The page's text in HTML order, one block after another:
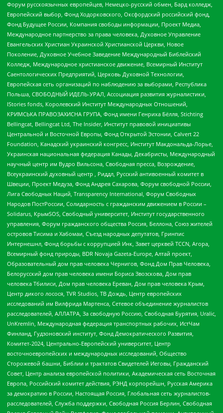
Форум русскоязычных европейцев, Немецко-русский обмен, Бард колледж,
Европейский выбор, Фонд Ходорковского, Оксфордский российский фонд,
Фонд Будущее России, Компания свободы информации, Проект Медиа,
Международное партнерство за права человека, Духовное Управление
Евангельских Христиан Украинской Христианской Церкви, Новое
Поколение, Духовное Учебное Заведение Международный Библейский
Колледж, Международное христианское движение, Всемирный Институт
Саентологических Предприятий, Церковь Духовной Технологии,
Европейская сеть организаций по наблюдению за выборами, Республика
Польша, СВОБОДНЫЙ ИДЕЛЬ-УРАЛ, Ассоциация развития журналистики,
IStories fonds, Королевский Институт Международных Отношений,
КРИМСЬКА ПРАВОЗАХИСНА ГРУПА, Фонд имени Генриха Бёлля, Stichting
Bellingcat, Bellingcat Ltd, The Insider, Институт правовой инициативы
Центральной и Восточной Европы, Фонд Открытой Эстонии, Calvert 22
Foundation, Канадский украинский конгресс, Институт Макдональда-Лорье,
Украинская национальная федерация Канады, Декабристы, Международный
научный центр им Вудро Вильсона, Свободная пресса, Возрождение,
Всеукраинский духовный центр , Риддл, Русский антивоенный комитет в
Швеции, Проект Медуза, Фонд Андрея Сахарова, Форум свободной России,
Лига Свободных Наций, Transparеncy International, Форум Свободных
Народов ПостРоссии, Солидарность с гражданским движением в России –
Solidarus, КрымSOS, Свободный университет, Институт государственного
управления, Форум гражданского общества Россия, Беллона, Союз жителей
островов Тисима и Хабомаи, Съезд народных депутатов, Гринпис
Интернешнл, Фонд борьбы с коррупцией Инк, Завет церквей TCCN, Агора,
Всемирный фонд природы, BDR Novaja Gazeta-Europe, Алтай проект,
Образовательный дом прав человека Чернигов, Фонд Дом Прав Человека,
Белорусский дом прав человека имени Бориса Звозскова, Дом прав
человека Тбилиси, Дом прав человека Ереван, Дом прав человека Крым,
Центр дикого лосося, TVR Studios, ТВ Дождь, Центр европейских
исследований им Вилфрида Мартенса, Сетевое объединение журналистов
расследователей, АЛЛАТРА, За свободную Россию, Свободная Бурятия, Uralic,
UnKremlin, Международная федерация транспортных рабочих, ИстЧам
Финланд, Гудзоновский институт, Фонд Демократического Развития,
Комитет-2024, Центрально-Европейский университет, Центр
восточноевропейских и международных исследований, Общество
Сторожевой башни, Библии и трактатов Свидетелей Иеговы, Гражданский
Совет, Центр анализа европейской политики, Академическая сеть Восточная
Европа, Российский комитет действия, РЭНД корпорейшн, Русская Америка
за демократию в России, Настоящая Россия, Глобальная сеть журналистов-
расследователей, Служба поддержки, Свободная Россия Берлин, Свободная